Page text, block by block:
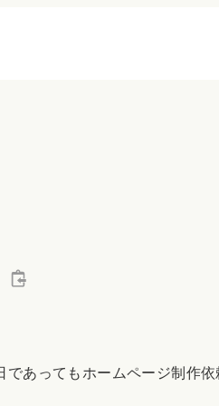
あってもホームページ制作